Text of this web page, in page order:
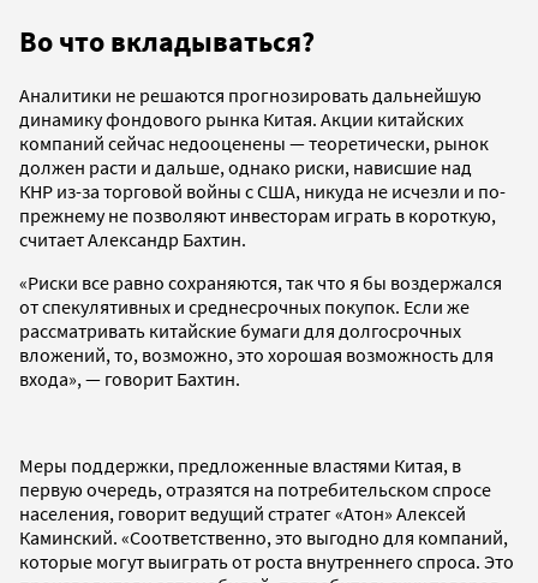
Во что вкладываться?
Аналитики не решаются прогнозировать дальнейшую
динамику фондового рынка Китая. Акции китайских
компаний сейчас недооценены — теоретически, рынок
должен расти и дальше, однако риски, нависшие над
КНР из-за торговой войны с США, никуда не исчезли и по-
прежнему не позволяют инвесторам играть в короткую,
считает Александр Бахтин.
«Риски все равно сохраняются, так что я бы воздержался
от спекулятивных и среднесрочных покупок. Если же
рассматривать китайские бумаги для долгосрочных
вложений, то, возможно, это хорошая возможность для
входа», — говорит Бахтин.
Меры поддержки, предложенные властями Китая, в
первую очередь, отразятся на потребительском спросе
населения, говорит ведущий стратег «Атон» Алексей
Каминский. «Соответственно, это выгодно для компаний,
которые могут выиграть от роста внутреннего спроса. Это